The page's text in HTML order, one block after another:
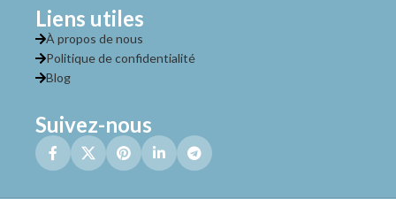
Liens utiles
À propos de nous
Politique de confidentialité
Blog
Suivez-nous